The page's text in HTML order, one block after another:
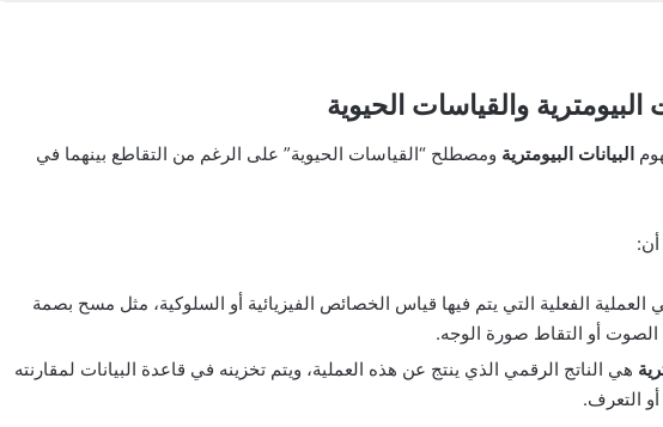
البيومترية والقياسات الحيوية
البيانات البيومترية ومصطلح “القياسات الحيوية” على الرغم من التقاطع بينهما في
العملية الفعلية التي يتم فيها قياس الخصائص الفيزيائية أو السلوكية، مثل مسح بصمة
الصوت أو التقاط صورة الوجه.
هي الناتج الرقمي الذي ينتج عن هذه العملية، ويتم تخزينه في قاعدة البيانات لمقارنته
التعرف.